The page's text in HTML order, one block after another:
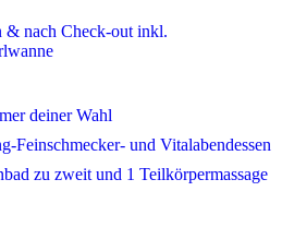
& nach Check-out inkl.
deiner Wahl
Feinschmecker- und Vitalabendessen
zu zweit und 1 Teilkörpermassage